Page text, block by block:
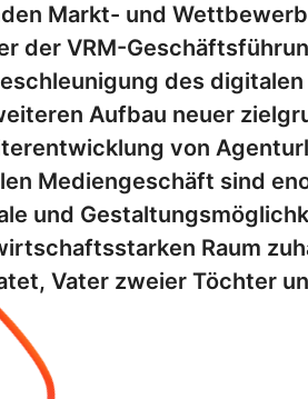
Markt- und
der VRM-
des
Aufbau neuer
von
Mediengeschäft sind
und
Raum
Vater zweier Töchter